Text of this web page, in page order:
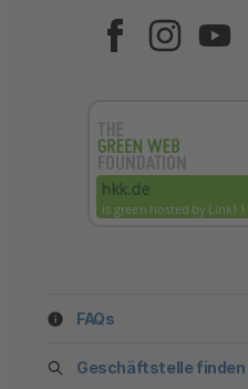
FAQs
Geschäftstelle finden